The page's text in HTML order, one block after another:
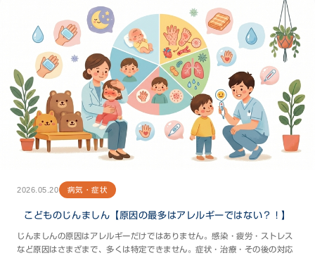
2026.05.20 病気・症状
こどものじんましん【原因の最多はアレルギーではない？！】
じんましんの原因はアレルギーだけではありません。感染・疲労・ストレス
など原因はさまざまで、多くは特定できません。症状・治療・その後の対応